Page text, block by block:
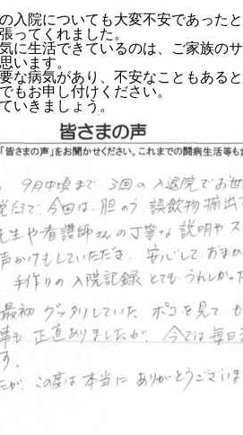
入院についても大変不安であったと
ってくれました。
に生活できているのは、ご家族のサ
います。
な病気があり、不安なこともあると
もお申し付けください。
いきましょう。